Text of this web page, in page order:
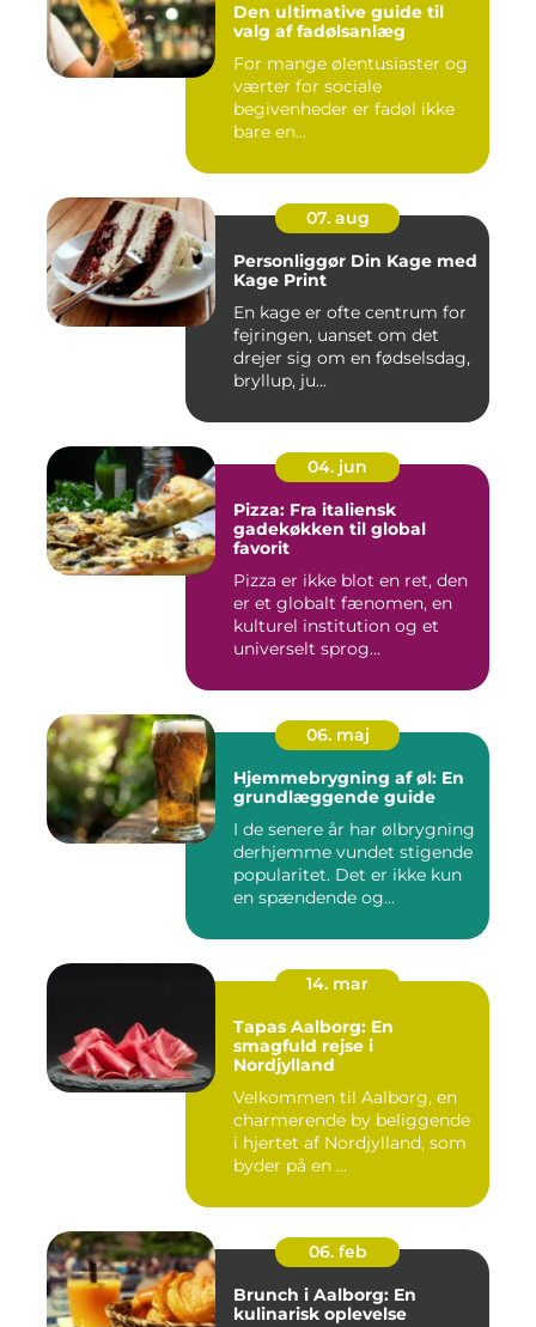
Den ultimative guide til
valg af fadølsanlæg
For mange ølentusiaster og
værter for sociale
begivenheder er fadøl ikke
bare en...
07. aug
Personliggør Din Kage med
Kage Print
En kage er ofte centrum for
fejringen, uanset om det
drejer sig om en fødselsdag,
bryllup, ju...
04. jun
Pizza: Fra italiensk
gadekøkken til global
favorit
Pizza er ikke blot en ret, den
er et globalt fænomen, en
kulturel institution og et
universelt sprog...
06. maj
Hjemmebrygning af øl: En
grundlæggende guide
I de senere år har ølbrygning
derhjemme vundet stigende
popularitet. Det er ikke kun
en spændende og...
14. mar
Tapas Aalborg: En
smagfuld rejse i
Nordjylland
Velkommen til Aalborg, en
charmerende by beliggende
i hjertet af Nordjylland, som
byder på en ...
06. feb
Brunch i Aalborg: En
kulinarisk oplevelse